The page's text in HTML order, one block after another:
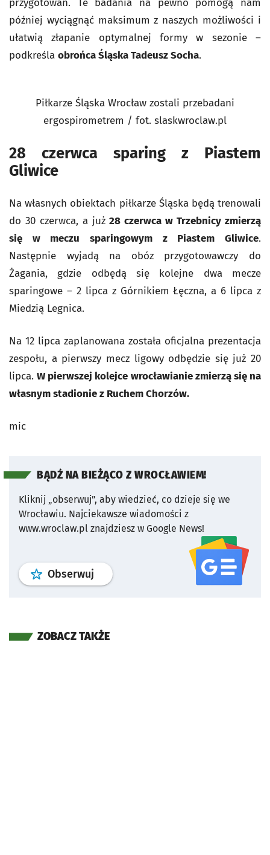
przygotowań. Te badania na pewno pomogą nam
później wyciągnąć maksimum z naszych możliwości i
ułatwią złapanie optymalnej formy w sezonie –
podkreśla obrońca Śląska Tadeusz Socha.
Piłkarze Śląska Wrocław zostali przebadani
ergospirometrem / fot. slaskwroclaw.pl
28 czerwca sparing z Piastem
Gliwice
Na własnych obiektach piłkarze Śląska będą trenowali
do 30 czerwca, a już28 czerwca w Trzebnicy zmierzą
się w meczu sparingowym z Piastem Gliwice.
Następnie wyjadą na obóz przygotowawczy do
Żagania, gdzie odbędą się kolejne dwa mecze
sparingowe – 2 lipca z Górnikiem Łęczna, a 6 lipca z
Miedzią Legnica.
Na 12 lipca zaplanowana została oficjalna prezentacja
zespołu, a pierwszy mecz ligowy odbędzie się już 20
lipca.W pierwszej kolejce wrocławianie zmierzą się na
własnym stadionie z Ruchem Chorzów.
mic
BĄDŹ NA BIEŻĄCO Z WROCŁAWIEM!
Kliknij „obserwuj”, aby wiedzieć, co dzieje się we
Wrocławiu. Najciekawsze wiadomości z
www.wroclaw.pl znajdziesz w Google News!
Obserwuj profil serwisu
ZOBACZ TAKŻE